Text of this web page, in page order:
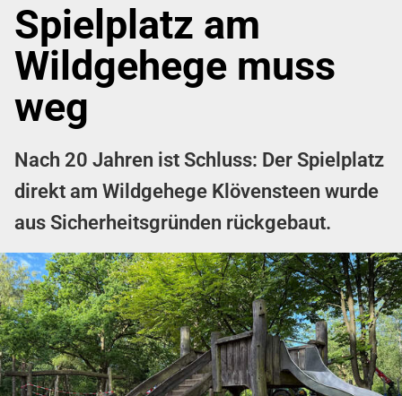
Spielplatz am
Wildgehege muss
weg
Nach 20 Jahren ist Schluss: Der Spielplatz
direkt am Wildgehege Klövensteen wurde
aus Sicherheitsgründen rückgebaut.